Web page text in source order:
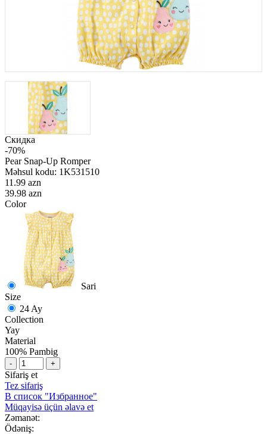
Скидка
-70%
Pear Snap-Up Romper
Məhsul kodu: 1K531510
11.99 azn
39.98 azn
Color
Sari
Size
24 Ay
Collection
Yay
Material
100% Pambig
- +
Sifariş et
Tez sifariş
В список "Избранное"
Müqayisə üçün əlavə et
Zəmanət:
Ödəniş: